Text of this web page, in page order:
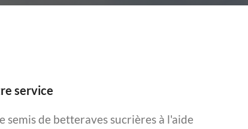
service
semis de betteraves sucrières à l'aide